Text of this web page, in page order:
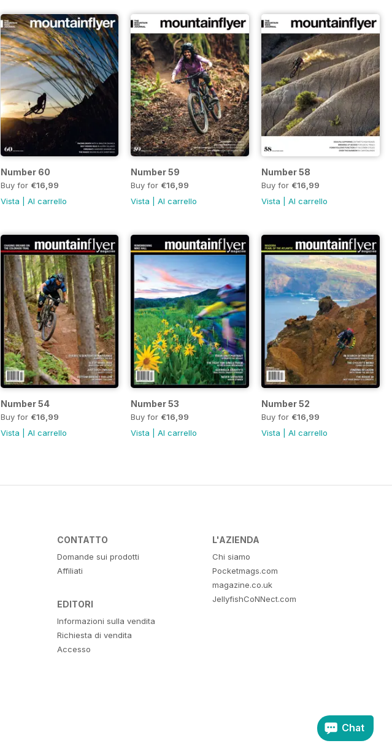
Number 60
Buy for €16,99
Vista
Al carrello
Number 59
Buy for €16,99
Vista |Al carrello
Number 58
Buy for €16,99
Vista |Al carrello
Number 54
Buy for €16,99
Vista
Al carrello
Number 53
Buy for €16,99
Vista |Al carrello
Number 52
Buy for €16,99
Vista |Al carrello
CONTATTO
Domande sui prodotti
Affiliati
EDITORI
Informazioni sulla vendita
Richiesta di vendita
Accesso
L'AZIENDA
Chi siamo
Pocketmags.com
magazine.co.uk
JellyfishCoNNect.com
Chat